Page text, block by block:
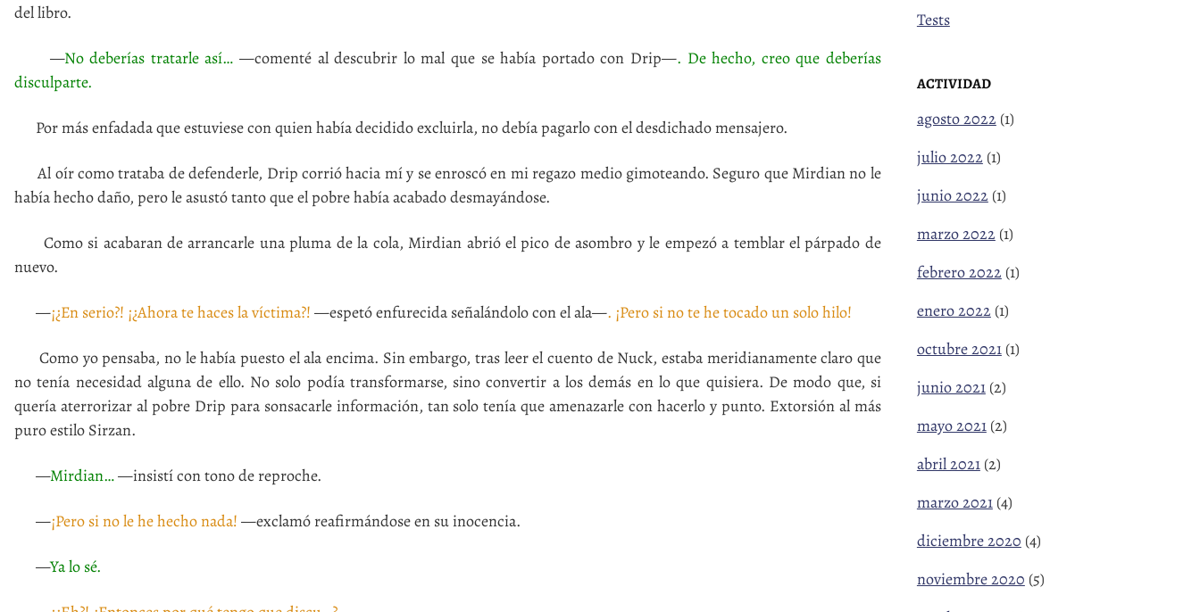
del libro.
—No deberías tratarle así… —comenté al descubrir lo mal que se había portado con Drip—. De hecho, creo que deberías
disculparte.
Por más enfadada que estuviese con quien había decidido excluirla, no debía pagarlo con el desdichado mensajero.
Al oír como trataba de defenderle, Drip corrió hacia mí y se enroscó en mi regazo medio gimoteando. Seguro que Mirdian no le
había hecho daño, pero le asustó tanto que el pobre había acabado desmayándose.
Como si acabaran de arrancarle una pluma de la cola, Mirdian abrió el pico de asombro y le empezó a temblar el párpado de
nuevo.
—¡¿En serio?! ¡¿Ahora te haces la víctima?! —espetó enfurecida señalándolo con el ala—. ¡Pero si no te he tocado un solo hilo!
Como yo pensaba, no le había puesto el ala encima. Sin embargo, tras leer el cuento de Nuck, estaba meridianamente claro que
no tenía necesidad alguna de ello. No solo podía transformarse, sino convertir a los demás en lo que quisiera. De modo que, si
quería aterrorizar al pobre Drip para sonsacarle información, tan solo tenía que amenazarle con hacerlo y punto. Extorsión al más
puro estilo Sirzan.
—Mirdian…—insistí con tono de reproche.
—¡Pero si no le he hecho nada! —exclamó reafirmándose en su inocencia.
—Ya lo sé.
Tests
ACTIVIDAD
agosto 2022 (1)
julio 2022 (1)
junio 2022 (1)
marzo 2022 (1)
febrero 2022 (1)
enero 2022 (1)
octubre 2021(1)
junio 2021(2)
mayo 2021(2)
abril 2021(2)
marzo 2021(4)
diciembre 2020 (4)
noviembre 2020 (5)